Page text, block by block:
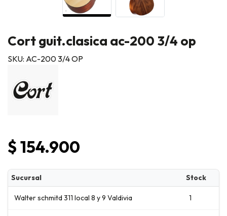
Cort guit.clasica ac-200 3/4 op
SKU: AC-200 3/4 OP
$ 154.900
Sucursal Stock
Walter schmitd 311 local 8 y 9 Valdivia 1